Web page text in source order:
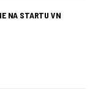
NA STARTU VN